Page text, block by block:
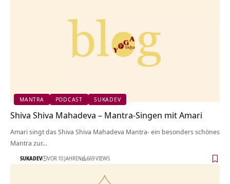
MANTRA PODCAST SUKADEV
Shiva Shiva Mahadeva – Mantra-Singen mit Amari
Amari singt das Shiva Shiva Mahadeva Mantra- ein besonders schönes
Mantra zur…
SUKADEV VOR 10 JAHREN 669 VIEWS